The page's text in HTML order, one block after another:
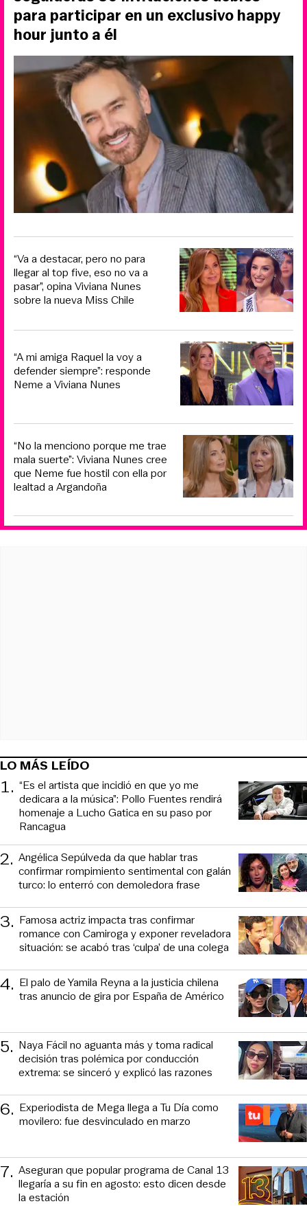
para participar en un exclusivo happy
hour junto a él
“Va a destacar, pero no para
llegar al top five, eso no va a
pasar”, opina Viviana Nunes
sobre la nueva Miss Chile
“A mi amiga Raquel la voy a
defender siempre”: responde
Neme a Viviana Nunes
“No la menciono porque me trae
mala suerte”: Viviana Nunes cree
que Neme fue hostil con ella por
lealtad a Argandoña
LO MÁS LEÍDO
1. “Es el artista que incidió en que yo me
dedicara a la música”: Pollo Fuentes rendirá
homenaje a Lucho Gatica en su paso por
Rancagua
2. Angélica Sepúlveda da que hablar tras
confirmar rompimiento sentimental con galán
turco: lo enterró con demoledora frase
3. Famosa actriz impacta tras confirmar
romance con Camiroga y exponer reveladora
situación: se acabó tras ‘culpa’ de una colega
4. El palo de Yamila Reyna a la justicia chilena
tras anuncio de gira por España de Américo
5. Naya Fácil no aguanta más y toma radical
decisión tras polémica por conducción
extrema: se sinceró y explicó las razones
6. Experiodista de Mega llega a Tu Día como
movilero: fue desvinculado en marzo
7. Aseguran que popular programa de Canal 13
llegaría a su fin en agosto: esto dicen desde
la estación